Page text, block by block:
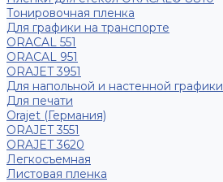
Тонировочная пленка
Для графики на транспорте
ORACAL 551
ORACAL 951
ORAJET 3951
Для напольной и настенной графики
Для печати
Orajet (Германия)
ORAJET 3551
ORAJET 3620
Легкосъемная
Листовая пленка